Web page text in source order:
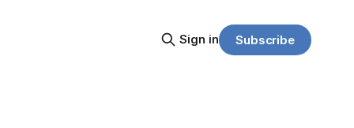
Sign in Subscribe